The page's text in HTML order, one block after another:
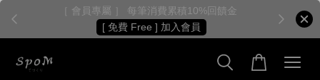
［ 會員專屬 ］ 每筆消費累積10%回饋金
[ 免費 Free ] 加入會員